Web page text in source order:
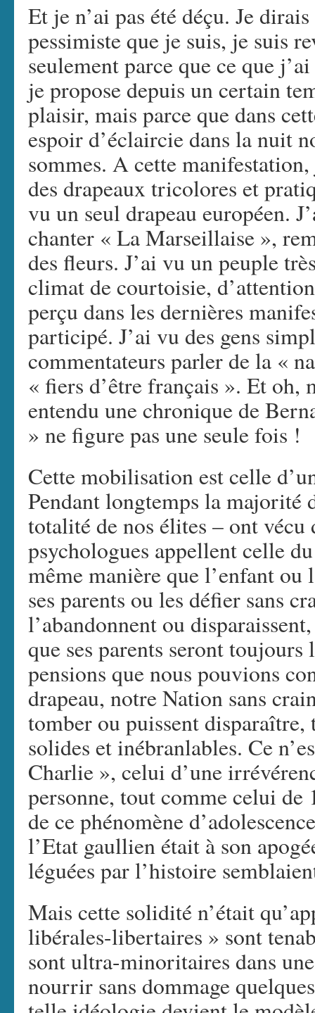
Et je n’ai pas été déçu. Je
pessimiste que je suis, je suis
seulement parce que ce que
je propose depuis un certain
plaisir, mais parce que dans
espoir d’éclaircie dans la nuit
sommes. A cette
des drapeaux tricolores et
vu un seul drapeau européen.
chanter « La Marseillaise »,
des fleurs. J’ai vu un peuple
climat de courtoisie,
perçu dans les dernières
participé. J’ai vu des gens
commentateurs parler de la «
« fiers d’être français ». Et oh,
entendu une chronique de
» ne figure pas une seule fois !
Cette mobilisation est celle
Pendant longtemps la majorité
totalité de nos élites – ont
psychologues appellent celle
même manière que l’enfant ou
ses parents ou les défier sans
l’abandonnent ou
que ses parents seront
pensions que nous pouvions
drapeau, notre Nation sans
tomber ou puissent disparaître,
solides et inébranlables. Ce
Charlie », celui d’une
personne, tout comme celui
de ce phénomène
l’Etat gaullien était à son
léguées par l’histoire
Mais cette solidité n’était
libérales-libertaires » sont
sont ultra-minoritaires dans
nourrir sans dommage